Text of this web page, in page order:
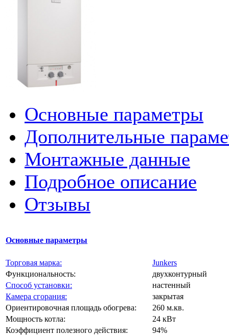
Основные параметры
Дополнительные
Монтажные данные
Подробное описание
Отзывы
Основные параметры
Торговая марка:
Junkers
Функциональность:
двухконтурный
Способ установки:
настенный
Камера сгорания:
закрытая
Ориентировочная площадь обогрева:
260 м.кв.
Мощность котла:
24 кВт
Коэффициент полезного действия:
94%